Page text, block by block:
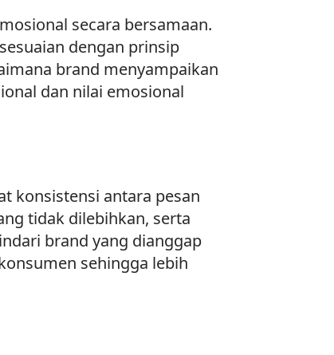
secara bersamaan.
dengan prinsip
brand menyampaikan
dan nilai emosional
konsistensi antara pesan
tidak dilebihkan, serta
brand yang dianggap
sehingga lebih